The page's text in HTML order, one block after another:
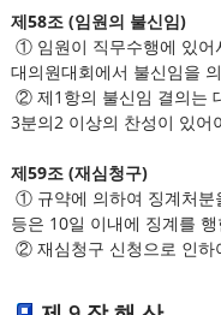
제58조 (임원의 불신임)
① 임원이 직무수행에 있어
대의원대회에서 불신임을
② 제1항의 불신임 결의는
3분의2 이상의 찬성이 있어
제59조 (재심청구)
① 규약에 의하여 징계처분
등은 10일 이내에 징계를
② 재심청구 신청으로 인하